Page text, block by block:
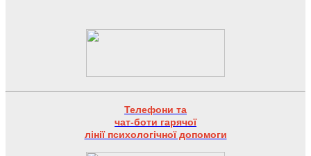
Телефони та
чат-боти гарячої
лінії психологічної допомоги